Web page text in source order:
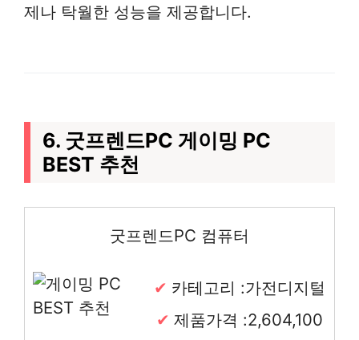
제나 탁월한 성능을 제공합니다.
6. 굿프렌드PC 게이밍 PC
BEST 추천
굿프렌드PC 컴퓨터
카테고리 :가전디지털
제품가격 :2,604,100